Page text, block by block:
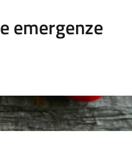
emergenze